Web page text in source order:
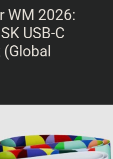
WM 2026:
USB-C